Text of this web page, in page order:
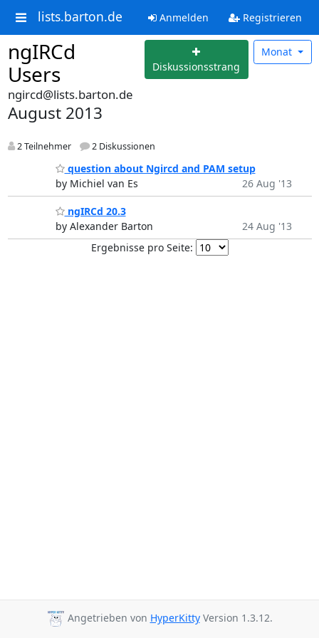
lists.barton.de Anmelden Registrieren
ngIRCd
Users
Diskussionsstrang
Monat
ngircd@lists.barton.de
August 2013
2 Teilnehmer 2 Diskussionen
question about Ngircd and PAM setup
by Michiel van Es
26 Aug '13
ngIRCd 20.3
by Alexander Barton
24 Aug '13
Ergebnisse pro Seite:
Angetrieben von HyperKittyVersion 1.3.12.